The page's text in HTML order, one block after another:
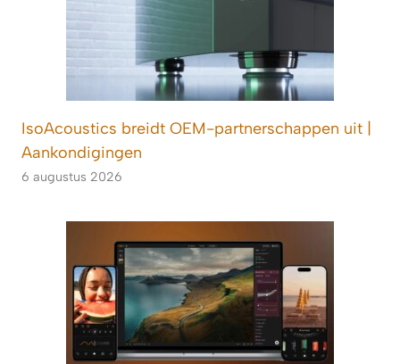
IsoAcoustics breidt OEM-partnerschappen uit |
Aankondigingen
6 augustus 2026